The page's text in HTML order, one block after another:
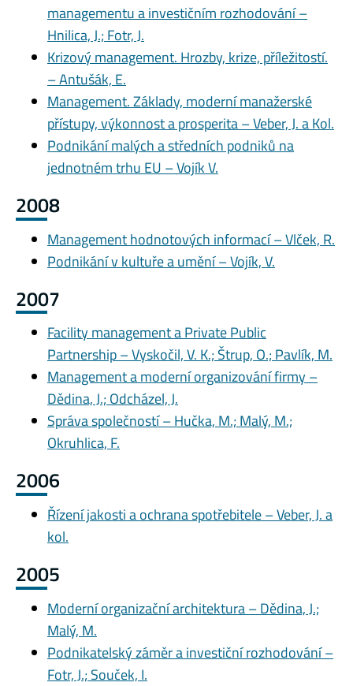
managementu a investičním rozhodování –
Hnilica, J.; Fotr, J.
Krizový management. Hrozby, krize, příležitostí.
– Antušák, E.
Management. Základy, moderní manažerské
přístupy, výkonnost a prosperita – Veber, J. a Kol.
Podnikání malých a středních podniků na
jednotném trhu EU – Vojík V.
2008
Management hodnotových informací – Vlček, R.
Podnikání v kultuře a umění – Vojík, V.
2007
Facility management a Private Public
Partnership – Vyskočil, V. K.; Štrup, O.; Pavlík, M.
Management a moderní organizování firmy –
Dědina, J.; Odcházel, J.
Správa společností – Hučka, M.; Malý, M.;
Okruhlica, F.
2006
Řízení jakosti a ochrana spotřebitele – Veber, J. a
kol.
2005
Moderní organizační architektura – Dědina, J.;
Malý, M.
Podnikatelský záměr a investiční rozhodování –
Fotr, J.; Souček, I.